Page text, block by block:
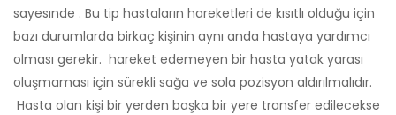
sayesınde . Bu tip hastaların hareketleri de kısıtlı olduğu için
bazı durumlarda birkaç kişinin aynı anda hastaya yardımcı
olması gerekir. hareket edemeyen bir hasta yatak yarası
oluşmaması için sürekli sağa ve sola pozisyon aldırılmalıdır.
Hasta olan kişi bir yerden başka bir yere transfer edilecekse